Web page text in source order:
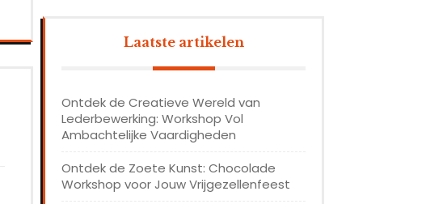
Laatste artikelen
Ontdek de Creatieve Wereld van
Lederbewerking: Workshop Vol
Ambachtelijke Vaardigheden
Ontdek de Zoete Kunst: Chocolade
Workshop voor Jouw Vrijgezellenfeest